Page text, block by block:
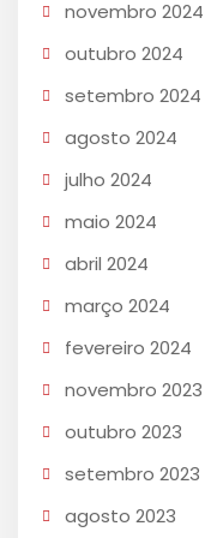
novembro 2024
outubro 2024
setembro 2024
agosto 2024
julho 2024
maio 2024
abril 2024
março 2024
fevereiro 2024
novembro 2023
outubro 2023
setembro 2023
agosto 2023